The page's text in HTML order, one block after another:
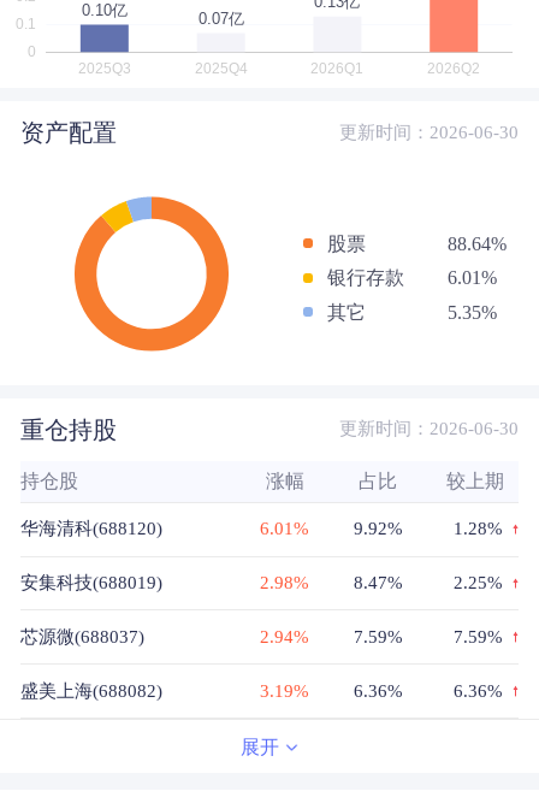
资产配置 更新时间：2026-06-30
股票
88.64%
银行存款
6.01%
其它
5.35%
重仓持股 更新时间：2026-06-30
持仓股 涨幅 占比 较上期
华海清科(688120) 6.01% 9.92% 1.28%
安集科技(688019) 2.98% 8.47% 2.25%
芯源微(688037) 2.94% 7.59% 7.59%
盛美上海(688082) 3.19% 6.36% 6.36%
1.26%
展开